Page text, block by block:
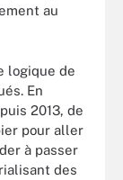
au
logique de
En
2013, de
pour aller
à passer
des